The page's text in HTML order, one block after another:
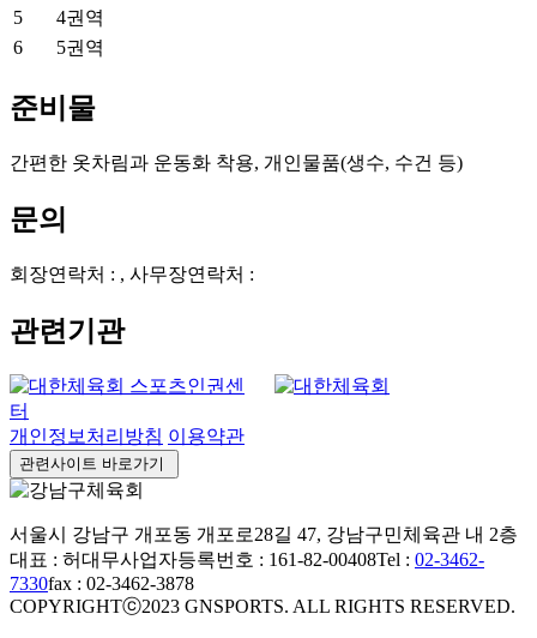
5
4권역
6
5권역
준비물
간편한 옷차림과 운동화 착용, 개인물품(생수, 수건 등)
문의
회장연락처 : , 사무장연락처 :
관련기관
개인정보처리방침 이용약관
관련사이트 바로가기
서울시 강남구 개포동 개포로28길 47, 강남구민체육관 내 2층
대표 : 허대무사업자등록번호 : 161-82-00408Tel : 02-3462-
7330fax : 02-3462-3878
COPYRIGHTⓒ2023 GNSPORTS. ALL RIGHTS RESERVED.